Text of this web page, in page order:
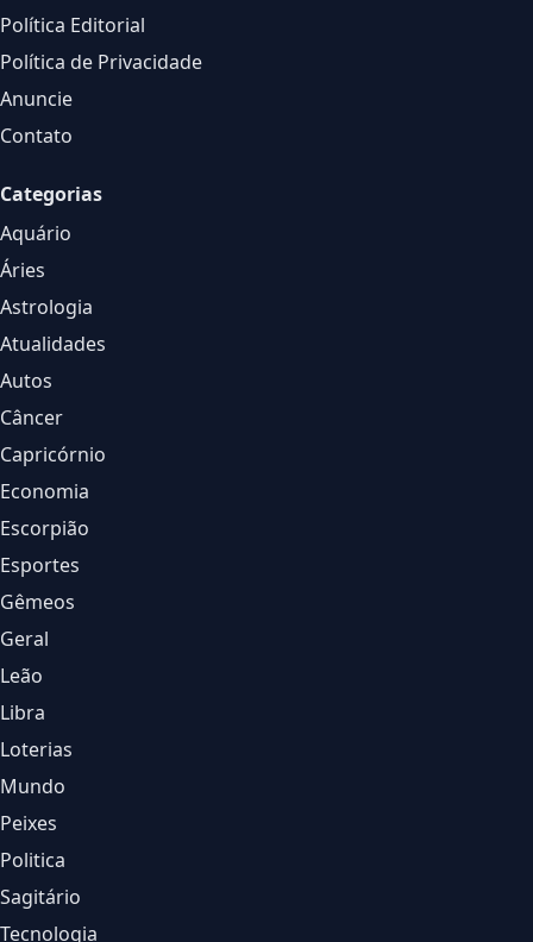
Política Editorial
Política de Privacidade
Anuncie
Contato
Categorias
Aquário
Áries
Astrologia
Atualidades
Autos
Câncer
Capricórnio
Economia
Escorpião
Esportes
Gêmeos
Geral
Leão
Libra
Loterias
Mundo
Peixes
Politica
Sagitário
Tecnologia